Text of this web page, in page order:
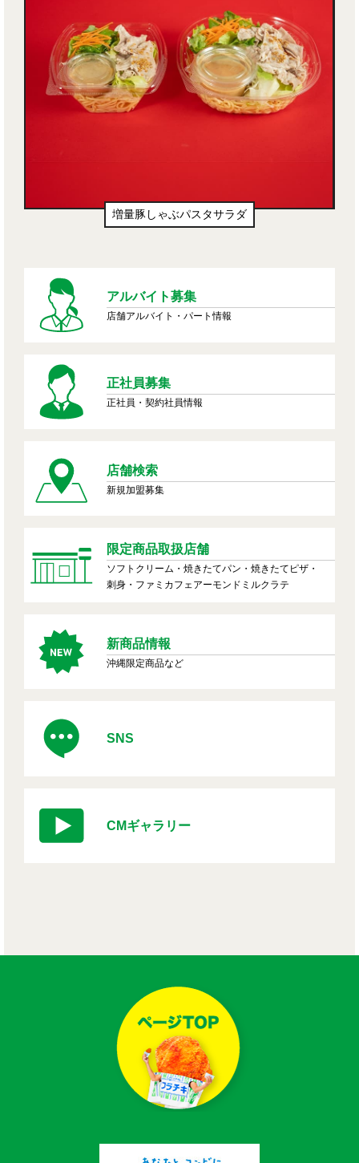
アルバイト募集
店舗アルバイト・パート情報
正社員募集
正社員・契約社員情報
店舗検索
新規加盟募集
限定商品取扱店舗
ソフトクリーム・焼きたてパン・焼きたてピザ・
刺身・ファミカフェアーモンドミルクラテ
新商品情報
沖縄限定商品など
SNS
CMギャラリー